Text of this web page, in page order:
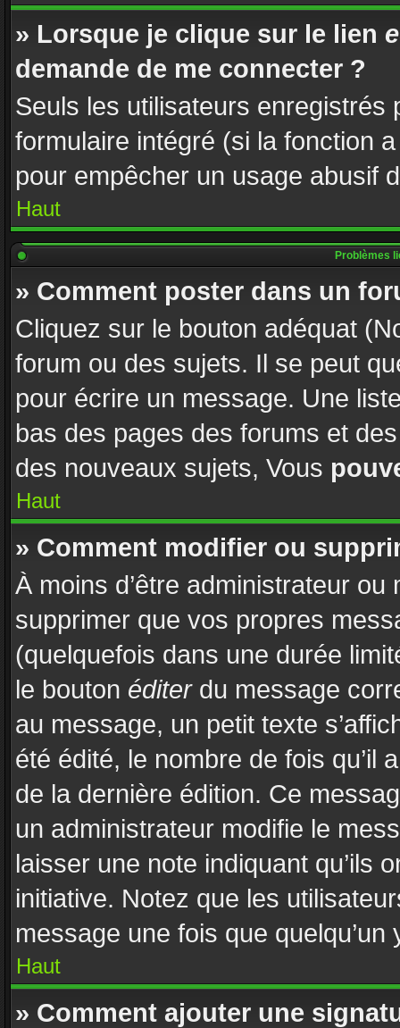
» Lorsque je clique sur le lien
demande de me connecter ?
Seuls les utilisateurs enregistrés
formulaire intégré (si la fonction
pour empêcher un usage abusif
Haut
Problèmes
» Comment poster dans un
Cliquez sur le bouton adéquat
forum ou des sujets. Il se peut
pour écrire un message. Une
bas des pages des forums et
des nouveaux sujets, Vous
Haut
» Comment modifier ou
À moins d’être administrateur
supprimer que vos propres
(quelquefois dans une durée
le bouton éditerdu message
au message, un petit texte
été édité, le nombre de fois qu’il
de la dernière édition. Ce
un administrateur modifie le
laisser une note indiquant qu’ils
initiative. Notez que les
message une fois que quelqu’un
Haut
» Comment ajouter une